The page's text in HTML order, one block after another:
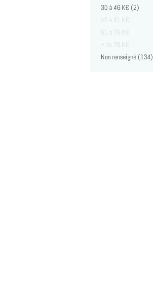
30 à 46 K€ (2)
46 à 61 K€
61 à 76 K€
+ de 76 K€
Non renseigné (134)